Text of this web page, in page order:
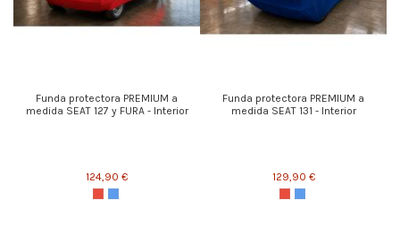
Funda protectora PREMIUM a
medida SEAT 127 y FURA - Interior
124,90 €
Funda protectora PREMIUM a
medida SEAT 131 - Interior
129,90 €